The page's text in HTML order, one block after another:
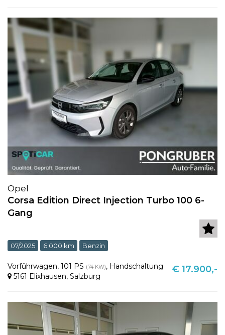
Opel
Corsa Edition Direct Injection Turbo 100 6-
Gang
07/2025 6.000 km Benzin
Vorführwagen, 101 PS (74 KW), Handschaltung
5161 Elixhausen, Salzburg
€ 17.900,-